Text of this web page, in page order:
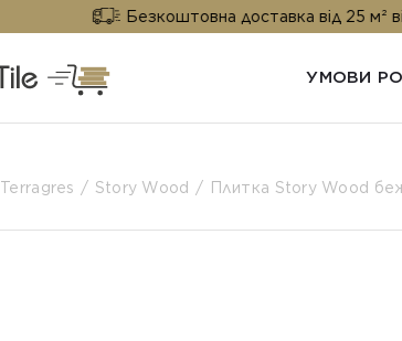
Безкоштовна доставка від 25 м² від Golden
УМОВИ
Terragres Story Wood Плитка Story Wood